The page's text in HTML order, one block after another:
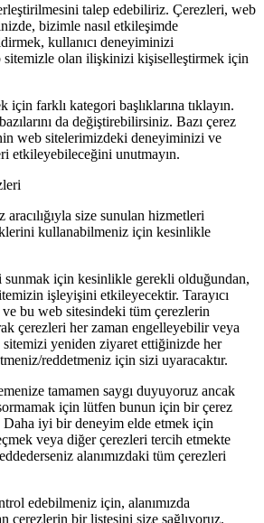
talep edebiliriz. Çerezleri, web
bizimle nasıl etkileşimde
kullanıcı deneyiminizi
sitemizle olan ilişkinizi kişiselleştirmek için
için farklı kategori başlıklarına tıklayın.
da değiştirebilirsiniz. Bazı çerez
web sitelerimizdeki deneyiminizi ve
etkileyebileceğini unutmayın.
size sunulan hizmetleri
kullanabilmeniz için kesinlikle
sunmak için kesinlikle gerekli olduğundan,
işleyişini etkileyecektir. Tarayıcı
ve bu web sitesindeki tüm çerezlerin
çerezleri her zaman engelleyebilir veya
yeniden ziyaret ettiğinizde her
reddetmeniz için sizi uyaracaktır.
tamamen saygı duyuyoruz ancak
için lütfen bunun için bir çerez
Daha iyi bir deneyim elde etmek için
veya diğer çerezleri tercih etmekte
alanımızdaki tüm çerezleri
edebilmeniz için, alanımızda
çerezlerin bir listesini size sağlıyoruz.